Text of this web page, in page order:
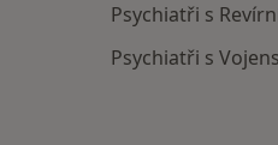
Psychiatři s
Psychiatři s